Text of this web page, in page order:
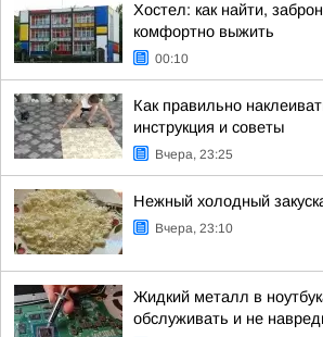
Хостел: как найти,
комфортно выжить
00:10
Как правильно
инструкция и советы
Вчера, 23:25
Нежный холодный
Вчера, 23:10
Жидкий металл в
обслуживать и не